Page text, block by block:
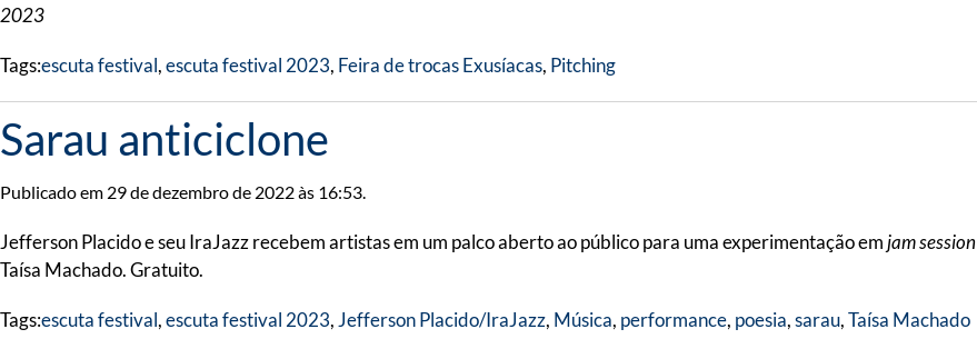
2023
Tags:escuta festival,escuta festival 2023, Feira de trocas Exusíacas, Pitching
Sarau anticiclone
Publicado em 29 de dezembro de 2022 às 16:53.
Jefferson Placido e seu IraJazz recebem artistas em um palco aberto ao público para uma experimentação em jam session
Taísa Machado. Gratuito.
Tags:escuta festival,escuta festival 2023, Jefferson Placido/IraJazz, Música, performance, poesia,sarau,Taísa Machado